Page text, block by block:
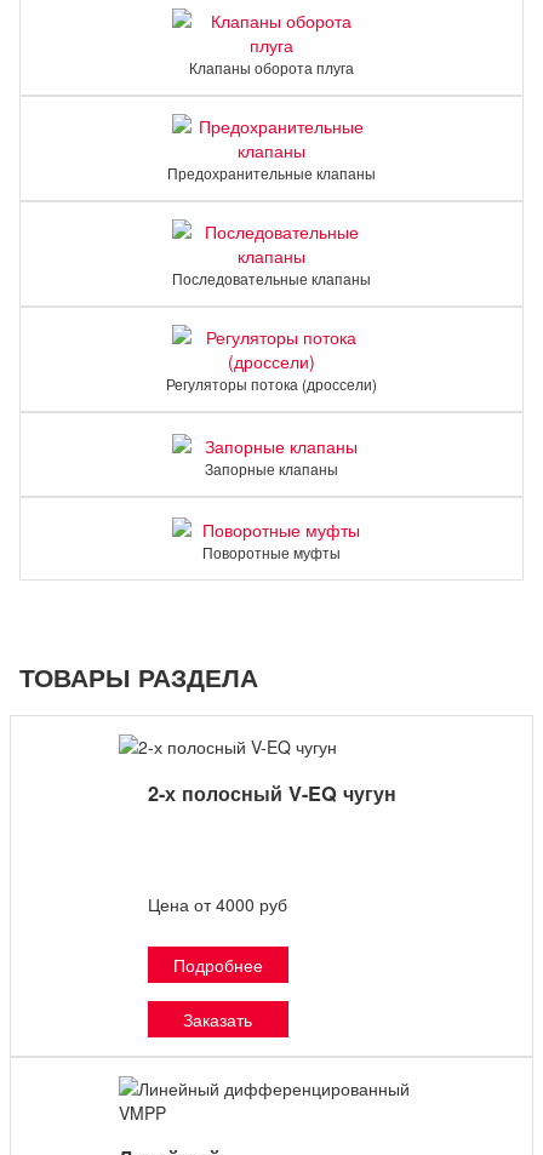
Клапаны оборота плуга
Предохранительные клапаны
Последовательные клапаны
Регуляторы потока (дроссели)
Запорные клапаны
Поворотные муфты
ТОВАРЫ РАЗДЕЛА
2-х полосный V-EQ чугун
Цена от 4000 руб
Подробнее
Заказать